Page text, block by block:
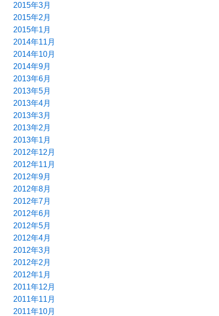
2015年3月
2015年2月
2015年1月
2014年11月
2014年10月
2014年9月
2013年6月
2013年5月
2013年4月
2013年3月
2013年2月
2013年1月
2012年12月
2012年11月
2012年9月
2012年8月
2012年7月
2012年6月
2012年5月
2012年4月
2012年3月
2012年2月
2012年1月
2011年12月
2011年11月
2011年10月